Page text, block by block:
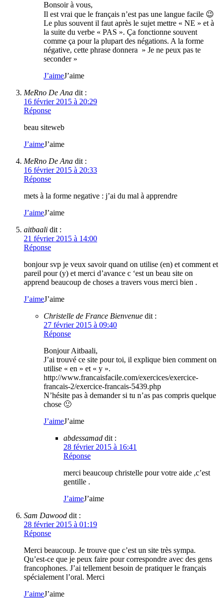
Bonsoir à vous,
Il est vrai que le français n’est pas une langue facile 😉
Le plus souvent il faut après le sujet mettre « NE » et à
la suite du verbe « PAS ». Ça fonctionne souvent
comme ça pour la plupart des négations. A la forme
négative, cette phrase donnera » Je ne peux pas te
seconder »
J’aimeJ’aime
MeRno De Ana dit :
16 février 2015 à 20:29
Réponse
beau siteweb
J’aimeJ’aime
MeRno De Ana dit :
16 février 2015 à 20:33
Réponse
mets à la forme negative : j’ai du mal à apprendre
J’aimeJ’aime
aitbaali dit :
21 février 2015 à 14:00
Réponse
bonjour svp je veux savoir quand on utilise (en) et comment et
pareil pour (y) et merci d’avance c ‘est un beau site on
apprend beaucoup de choses a travers vous merci bien .
J’aimeJ’aime
Christelle de France Bienvenue dit :
27 février 2015 à 09:40
Réponse
Bonjour Aitbaali,
J’ai trouvé ce site pour toi, il explique bien comment on
utilise « en » et « y ».
http://www.francaisfacile.com/exercices/exercice-
francais-2/exercice-francais-5439.php
N’hésite pas à demander si tu n’as pas compris quelque
chose 🙂
J’aimeJ’aime
abdessamad dit :
28 février 2015 à 16:41
Réponse
merci beaucoup christelle pour votre aide ,c’est
gentille .
J’aimeJ’aime
Sam Dawood dit :
28 février 2015 à 01:19
Réponse
Merci beaucoup. Je trouve que c’est un site très sympa.
Qu’est-ce que je peux faire pour correspondre avec des gens
francophones. J’ai tellement besoin de pratiquer le français
spécialement l’oral. Merci
J’aimeJ’aime